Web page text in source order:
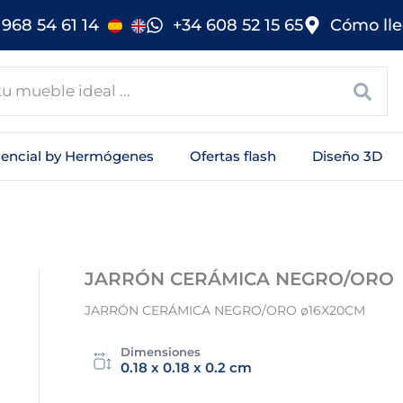
968 54 61 14 +34 608 52 15 65 Cómo
by Hermógenes Ofertas flash Diseño 3D
JARRÓN CERÁMICA NEGRO/ORO
JARRÓN CERÁMICA NEGRO/ORO ø16X20CM
Dimensiones
0.18 x 0.18 x 0.2 cm